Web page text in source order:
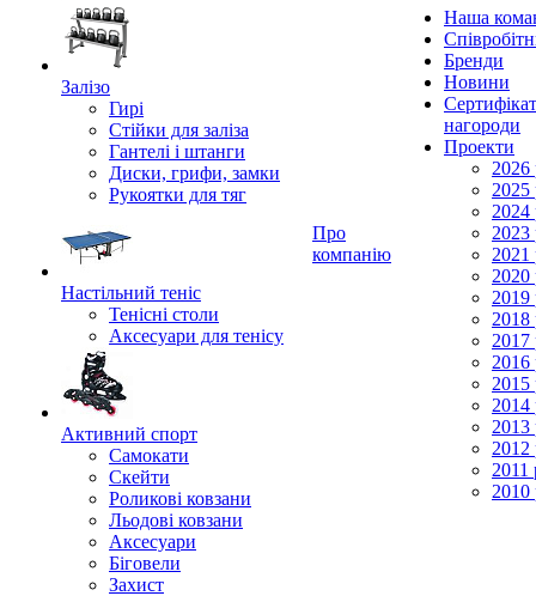
Залізо
Гирі
Стійки для заліза
Гантелі і штанги
Диски, грифи, замки
Рукоятки для тяг
Настільний теніс
Тенісні столи
Аксесуари для тенісу
Активний спорт
Самокати
Скейти
Роликові ковзани
Льодові ковзани
Аксесуари
Біговели
Захист
Про
компанію
Наша
Бренди
Новини
нагороди
Проекти
2026
2025
2024
2023
2021
2020
2019
2018
2017
2016
2015
2014
2013
2012
2011
2010